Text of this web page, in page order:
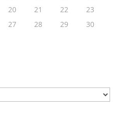
20 21 22
23
27 28 29
30